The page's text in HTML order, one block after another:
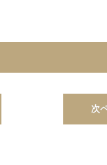
次